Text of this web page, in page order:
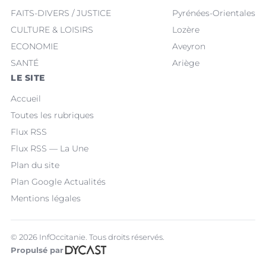
FAITS-DIVERS / JUSTICE
CULTURE & LOISIRS
ECONOMIE
SANTÉ
Pyrénées-Orientales
Lozère
Aveyron
Ariège
LE SITE
Accueil
Toutes les rubriques
Flux RSS
Flux RSS — La Une
Plan du site
Plan Google Actualités
Mentions légales
© 2026 InfOccitanie. Tous droits réservés.
Propulsé par